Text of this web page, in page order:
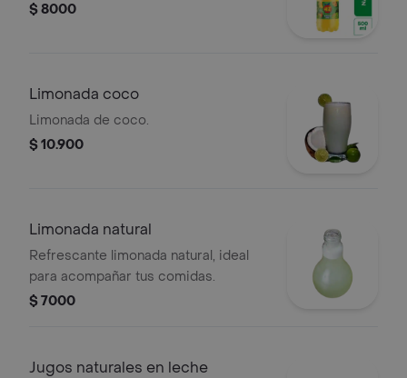
$ 8000
Limonada coco
Limonada de coco.
$ 10.900
Limonada natural
Refrescante limonada natural, ideal
para acompañar tus comidas.
$ 7000
Jugos naturales en leche